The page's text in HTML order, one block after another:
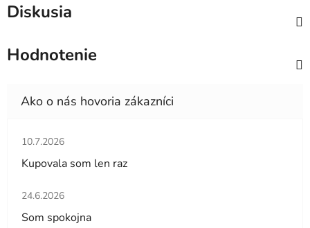
Diskusia
Hodnotenie
Hodnotenie obchodu je 5 z 5 hviezdičiek.
10.7.2026
Kupovala som len raz
Hodnotenie obchodu je 5 z 5 hviezdičiek.
24.6.2026
Som spokojna